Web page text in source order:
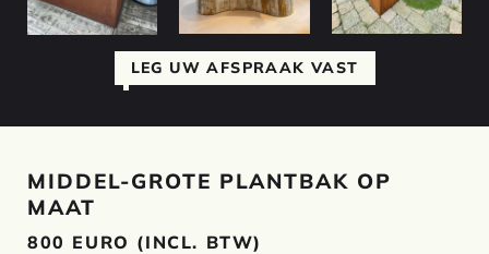
LEG UW AFSPRAAK VAST
MIDDEL-GROTE PLANTBAK OP
MAAT
800 EURO (INCL. BTW)